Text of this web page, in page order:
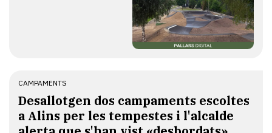
CAMPAMENTS
​Desallotgen dos campaments escoltes
a Alins per les tempestes i l'alcalde